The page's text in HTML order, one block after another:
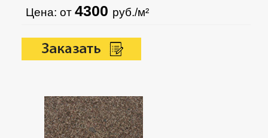
Цена: от4300 руб./м²